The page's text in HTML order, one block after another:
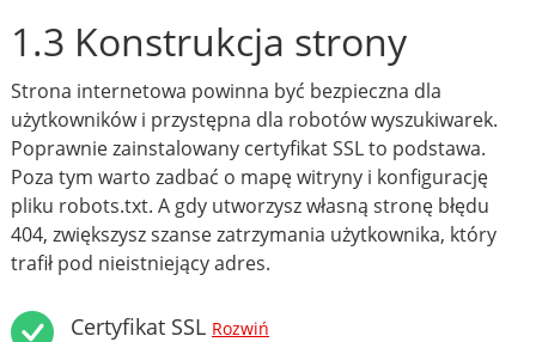
1.3 Konstrukcja strony
Strona internetowa powinna być bezpieczna dla
użytkowników i przystępna dla robotów wyszukiwarek.
Poprawnie zainstalowany certyfikat SSL to podstawa.
Poza tym warto zadbać o mapę witryny i konfigurację
pliku robots.txt. A gdy utworzysz własną stronę błędu
404, zwiększysz szanse zatrzymania użytkownika, który
trafił pod nieistniejący adres.
Certyfikat SSL Rozwiń